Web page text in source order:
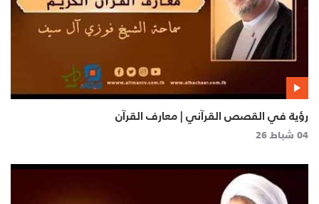
رؤية في القصص القرآني | معارف القرآن
04 شباط 26